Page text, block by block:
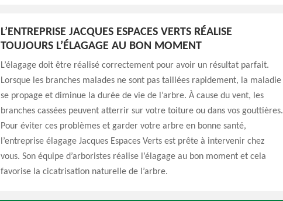
L’ENTREPRISE JACQUES ESPACES VERTS RÉALISE
TOUJOURS L’ÉLAGAGE AU BON MOMENT
L’élagage doit être réalisé correctement pour avoir un résultat parfait.
Lorsque les branches malades ne sont pas taillées rapidement, la maladie
se propage et diminue la durée de vie de l’arbre. À cause du vent, les
branches cassées peuvent atterrir sur votre toiture ou dans vos gouttières.
Pour éviter ces problèmes et garder votre arbre en bonne santé,
l’entreprise élagage Jacques Espaces Verts est prête à intervenir chez
vous. Son équipe d’arboristes réalise l’élagage au bon moment et cela
favorise la cicatrisation naturelle de l’arbre.